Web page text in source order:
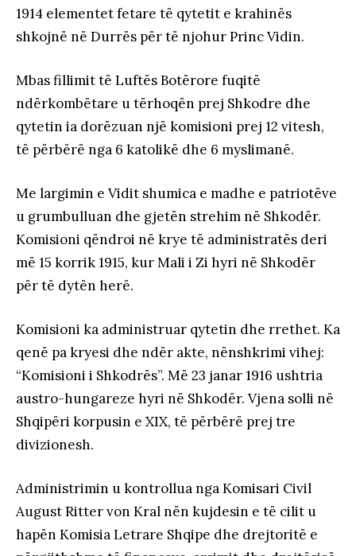
1914 elementet fetare të qytetit e krahinës
shkojnë në Durrës për të njohur Princ Vidin.
Mbas fillimit të Luftës Botërore fuqitë
ndërkombëtare u tërhoqën prej Shkodre dhe
qytetin ia dorëzuan një komisioni prej 12 vitesh,
të përbërë nga 6 katolikë dhe 6 myslimanë.
Me largimin e Vidit shumica e madhe e patriotëve
u grumbulluan dhe gjetën strehim në Shkodër.
Komisioni qëndroi në krye të administratës deri
më 15 korrik 1915, kur Mali i Zi hyri në Shkodër
për të dytën herë.
Komisioni ka administruar qytetin dhe rrethet. Ka
qenë pa kryesi dhe ndër akte, nënshkrimi vihej:
“Komisioni i Shkodrës”. Më 23 janar 1916 ushtria
austro-hungareze hyri në Shkodër. Vjena solli në
Shqipëri korpusin e XIX, të përbërë prej tre
divizionesh.
Administrimin u kontrollua nga Komisari Civil
August Ritter von Kral nën kujdesin e të cilit u
hapën Komisia Letrare Shqipe dhe drejtoritë e